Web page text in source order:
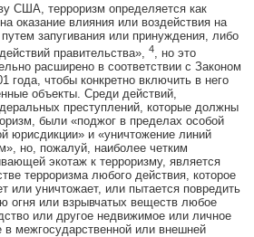
США, терроризм определяется как
оказание влияния или воздействия на
запугивания или принуждения, либо
правительства», 4, но это
расширено в соответствии с Законом
года, чтобы конкретно включить в него
объекты. Среди действий,
преступлений, которые должны
были «поджог в пределах особой
юрисдикции» и «уничтожение линий
но, пожалуй, наиболее четким
экотаж к терроризму, является
терроризма любого действия, которое
или уничтожает, или пытается повредить
огня или взрывчатых веществ любое
или другое недвижимое или личное
межгосударственной или внешней